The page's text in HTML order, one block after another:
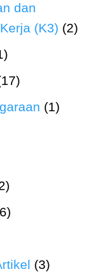
dan
(K3) (2)
(1)
(3)